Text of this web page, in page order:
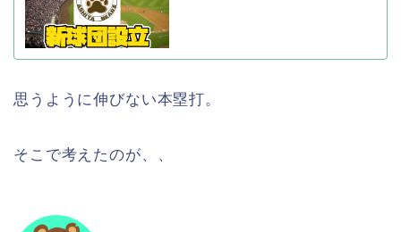
思うように伸びない本塁打。
そこで考えたのが、、